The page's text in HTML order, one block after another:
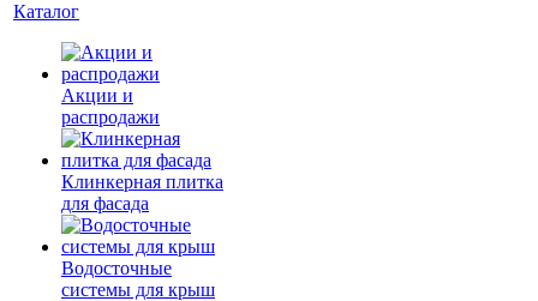
Каталог
Акции и
распродажи
Клинкерная плитка
для фасада
Водосточные
системы для крыш